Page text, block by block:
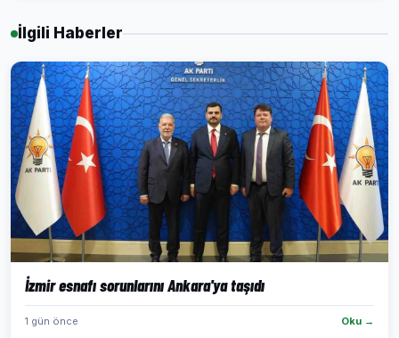
İlgili Haberler
İzmir esnafı sorunlarını Ankara'ya taşıdı
1 gün önce Oku →